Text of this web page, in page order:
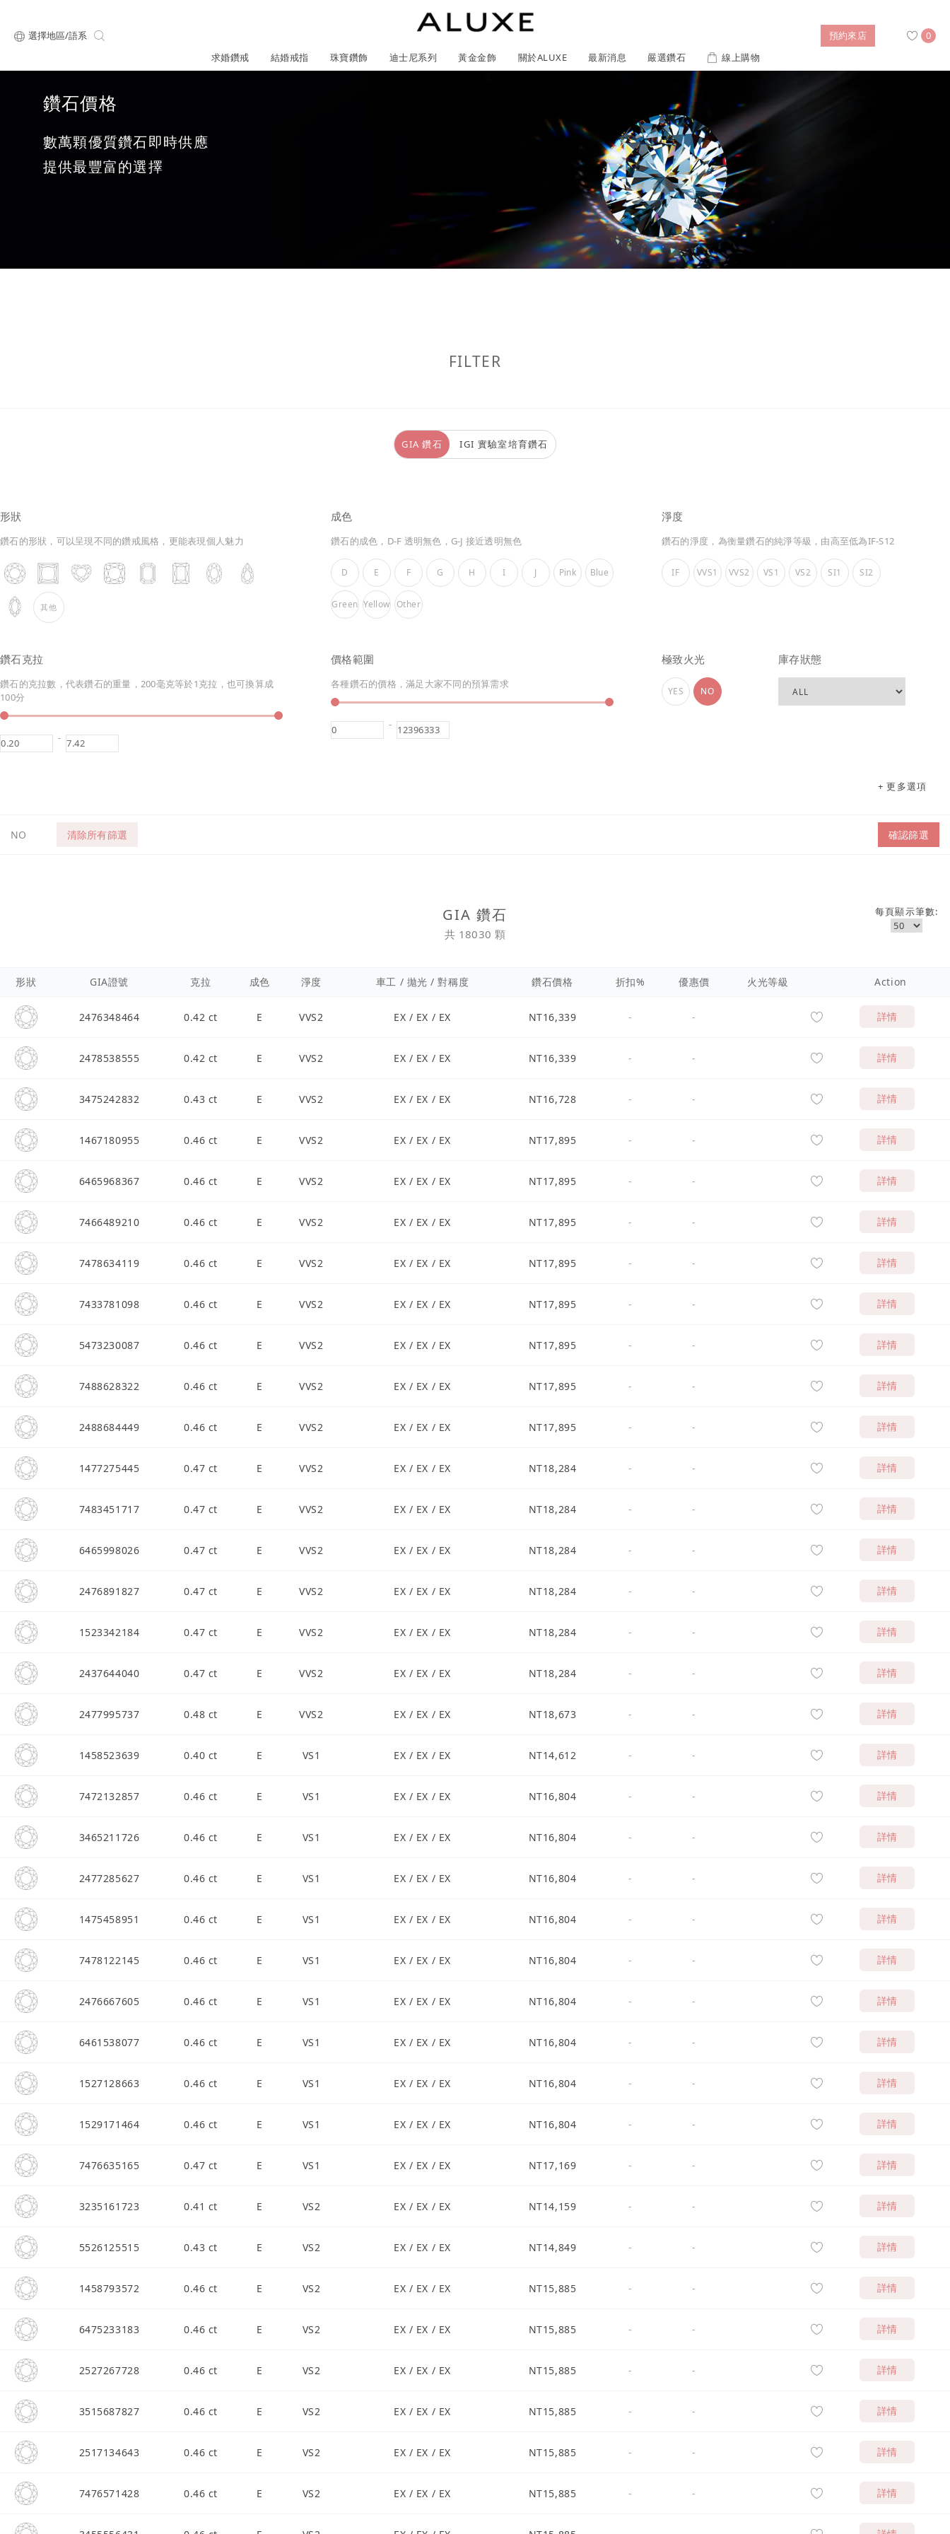
選擇地區/語系
求婚鑽戒
結婚戒指 珠寶鑽飾 迪士尼系列 黃金金飾 關於ALUXE 最新消息 嚴選鑽石 線上購物
預約來店 0
靈動曲線 璀燦擁抱
ALL 求婚鑽戒 迪士尼系列鑽戒 ROSÉ My Love 系列 戀人系列 日本系列 Nature 系列 初綻系列
acredo 客製化戒指 戀人系列對戒
ALL 結婚戒指 Nature 系列 初綻系列 日本系列
時尚項鍊 風格戒指
ALL 珠寶鑽飾 CareBears 系列 ROSÉ My Love 系列 戀人系列
冰雪奇緣系列 經典米奇系列 迪士尼公主系列
ALL 迪士尼系列
黃金耳環 黃金手鍊/手鐲 黃金項鍊
ALL 黃金金飾 結婚套組
顧客好評
售後服務
限時優惠
婚禮優惠
圓形 IGI培育鑽價格查詢
搜尋
鑽石價格
數萬顆優質鑽石即時供應
提供最豐富的選擇
FILTER
GIA 鑽石 IGI 實驗室培育鑽石
形狀
鑽石的形狀，可以呈現不同的鑽戒風格，更能表現個人魅力
其他
成色
鑽石的成色，D-F 透明無色，G-J 接近透明無色
D E F G H I J Pink Blue
Green Yellow Other
淨度
鑽石的淨度，為衡量鑽石的純淨等級，由高至低為IF-S12
IF VVS1 VVS2 VS1 VS2 SI1 SI2
鑽石克拉
鑽石的克拉數，代表鑽石的重量，200毫克等於1克拉，也可換算成
100分
-
價格範圍
各種鑽石的價格，滿足大家不同的預算需求
-
極致火光
YES NO
庫存狀態
+ 更多選項
NO 清除所有篩選 確認篩選
GIA 鑽石
共 18030 顆
每頁顯示筆數:
形狀 GIA證號 克拉 成色 淨度 車工 / 拋光 / 對稱度 鑽石價格 折扣% 優惠價 火光等級 Action
2476348464 0.42 ct E VVS2 EX / EX / EX NT16,339 - - 詳情
2478538555 0.42 ct E VVS2 EX / EX / EX NT16,339 - - 詳情
3475242832 0.43 ct E VVS2 EX / EX / EX NT16,728 - - 詳情
1467180955 0.46 ct E VVS2 EX / EX / EX NT17,895 - - 詳情
6465968367 0.46 ct E VVS2 EX / EX / EX NT17,895 - - 詳情
7466489210 0.46 ct E VVS2 EX / EX / EX NT17,895 - - 詳情
7478634119 0.46 ct E VVS2 EX / EX / EX NT17,895 - - 詳情
7433781098 0.46 ct E VVS2 EX / EX / EX NT17,895 - - 詳情
5473230087 0.46 ct E VVS2 EX / EX / EX NT17,895 - - 詳情
7488628322 0.46 ct E VVS2 EX / EX / EX NT17,895 - - 詳情
2488684449 0.46 ct E VVS2 EX / EX / EX NT17,895 - - 詳情
1477275445 0.47 ct E VVS2 EX / EX / EX NT18,284 - - 詳情
7483451717 0.47 ct E VVS2 EX / EX / EX NT18,284 - - 詳情
6465998026 0.47 ct E VVS2 EX / EX / EX NT18,284 - - 詳情
2476891827 0.47 ct E VVS2 EX / EX / EX NT18,284 - - 詳情
1523342184 0.47 ct E VVS2 EX / EX / EX NT18,284 - - 詳情
2437644040 0.47 ct E VVS2 EX / EX / EX NT18,284 - - 詳情
2477995737 0.48 ct E VVS2 EX / EX / EX NT18,673 - - 詳情
1458523639 0.40 ct E VS1 EX / EX / EX NT14,612 - - 詳情
7472132857 0.46 ct E VS1 EX / EX / EX NT16,804 - - 詳情
3465211726 0.46 ct E VS1 EX / EX / EX NT16,804 - - 詳情
2477285627 0.46 ct E VS1 EX / EX / EX NT16,804 - - 詳情
1475458951 0.46 ct E VS1 EX / EX / EX NT16,804 - - 詳情
7478122145 0.46 ct E VS1 EX / EX / EX NT16,804 - - 詳情
2476667605 0.46 ct E VS1 EX / EX / EX NT16,804 - - 詳情
6461538077 0.46 ct E VS1 EX / EX / EX NT16,804 - - 詳情
1527128663 0.46 ct E VS1 EX / EX / EX NT16,804 - - 詳情
1529171464 0.46 ct E VS1 EX / EX / EX NT16,804 - - 詳情
7476635165 0.47 ct E VS1 EX / EX / EX NT17,169 - - 詳情
3235161723 0.41 ct E VS2 EX / EX / EX NT14,159 - - 詳情
5526125515 0.43 ct E VS2 EX / EX / EX NT14,849 - - 詳情
1458793572 0.46 ct E VS2 EX / EX / EX NT15,885 - - 詳情
6475233183 0.46 ct E VS2 EX / EX / EX NT15,885 - - 詳情
2527267728 0.46 ct E VS2 EX / EX / EX NT15,885 - - 詳情
3515687827 0.46 ct E VS2 EX / EX / EX NT15,885 - - 詳情
2517134643 0.46 ct E VS2 EX / EX / EX NT15,885 - - 詳情
7476571428 0.46 ct E VS2 EX / EX / EX NT15,885 - - 詳情